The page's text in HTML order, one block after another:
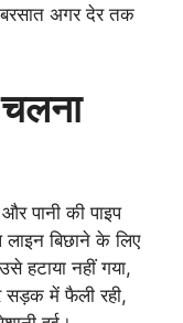
अगर देर तक
पानी की पाइप
लाइन बिछाने के लिए
हटाया नहीं गया,
सड़क में फैली रही,